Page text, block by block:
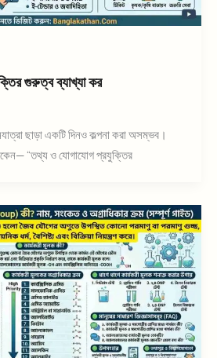
গুরুত্ব ব্যাখ্যা কর
ছাড়া একটি দিনও কল্পনা করা অসম্ভব।
“তথ্য ও যোগাযোগ প্রযুক্তির